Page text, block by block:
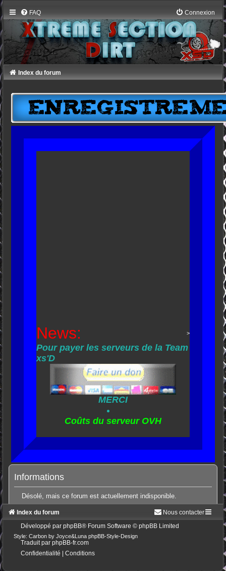
FAQ Connexion
Index du forum
News: >
Pour payer les serveurs de la Team
xs'D
MERCI
Coûts du serveur OVH
Informations
Désolé, mais ce forum est actuellement indisponible.
Index du forum
Nous contacter
Développé par phpBB® Forum Software © phpBB Limited
Style: Carbon by Joyce&LunaphpBB-Style-Design
Traduit par phpBB-fr.com
Confidentialité
Conditions